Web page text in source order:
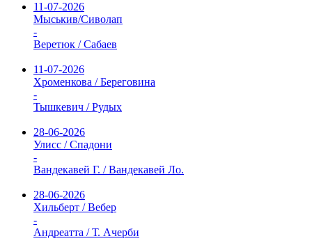
11-07-2026
Мыськив/Сиволап
-
Веретюк / Сабаев
11-07-2026
Хроменкова / Береговина
-
Тышкевич / Рудых
28-06-2026
Улисс / Спадони
-
Вандекавей Г. / Вандекавей Ло.
28-06-2026
Хильберт / Вебер
-
Андреатта / Т. Ачерби